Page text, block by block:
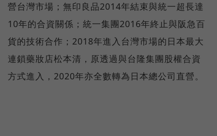
營台灣市場；無印良品2014年結束與統一超長達
10年的合資關係；統一集團2016年終止與阪急百
貨的技術合作；2018年進入台灣市場的日本最大
連鎖藥妝店松本清，原透過與台隆集團股權合資
方式進入，2020年亦全數轉為日本總公司直營。